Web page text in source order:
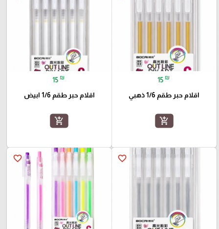
15 ₪
اقلام حبر طقم 1/6 ذهبي
add_shopping_cart
15 ₪
اقلام حبر طقم 1/6 ابيض
add_shopping_cart
favorite_border
favorite_border